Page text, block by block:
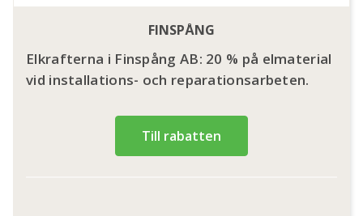
FINSPÅNG
Elkrafterna i Finspång AB: 20 % på elmaterial
vid installations- och reparationsarbeten.
Till rabatten